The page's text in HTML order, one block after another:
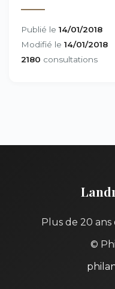
Publié le 14/01/2018
Modifié le 14/01/2018
2180 consultations
Plus de 20
©